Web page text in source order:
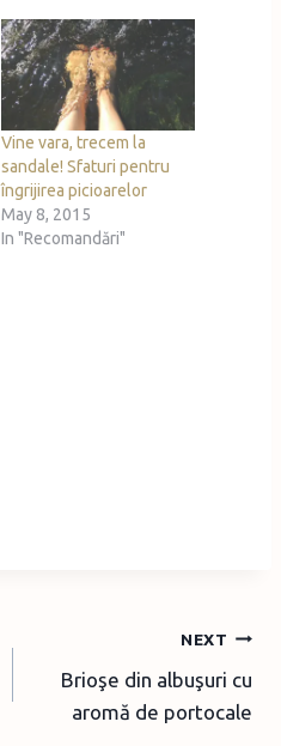
Vine vara, trecem la
sandale! Sfaturi pentru
îngrijirea picioarelor
May 8, 2015
In "Recomandări"
NEXT
Brioşe din albuşuri cu
aromă de portocale